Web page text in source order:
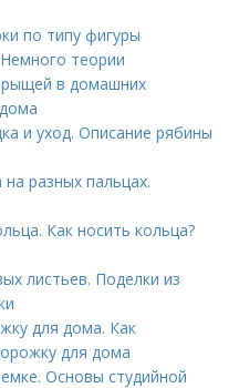
по типу фигуры
теории
в домашних
и уход. Описание рябины
разных пальцах.
Как носить кольца?
листьев. Поделки из
для дома. Как
для дома
Основы студийной